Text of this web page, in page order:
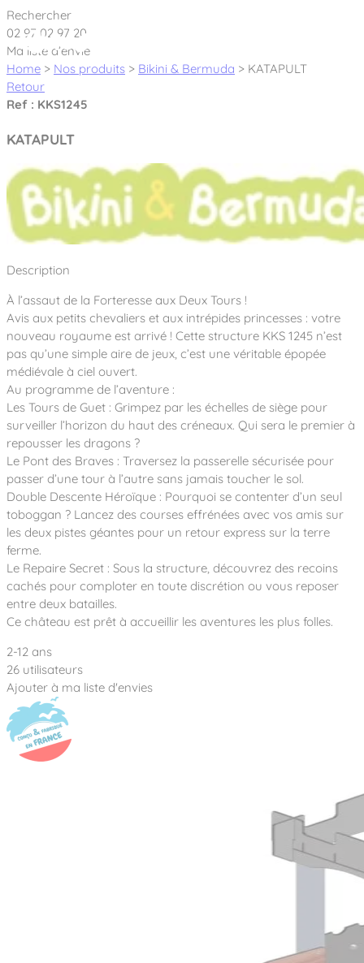
Cookies management panel
Créateur et fabricant d’aires de jeux &
Nos dernières actualités
À propos
Nos engagements
Notre partenariat avec l’association Rêves de clown
Nos Garanties
Notre concept
Notre entreprise
Notre équipe
Nous rejoindre
Aires de jeux Bikini & Bermuda®
Tous nos jeux
Jeux inclusifs
Jeux recyclés
Nos univers
Sport & Fitness Sport&Co®
Agrès fitness
Parcours de santé
Stadium Arena
Street workout
Surfpark
Équipements sportifs
Mobilier & accessoires
Mobilier urbain
Accessoires ludiques
Nos clients
Collectivités
Établissements scolaires
Architectes, Paysagistes-concepteurs
Camping et résidences de vacances
Notre expertise
Des aires intergénérationnelles de
Des aires de jeux pour tous les enfants
L’éco-conception de nos jeux
La végétalisation des cours d’école
Nos matériaux
Nos fonctions ludiques & sportives
Nos sols amortissants
Réalisations
Contact
Les questions fréquentes
Catalogues
Rechercher
02 97 02 97 20
Ma liste d’envie
Home > Nos produits > Bikini & Bermuda > KATAPULT
Retour
Ref : KKS1245
KATAPULT
Description
À l’assaut de la Forteresse aux Deux Tours !
Avis aux petits chevaliers et aux intrépides princesses : votre
nouveau royaume est arrivé ! Cette structure KKS 1245 n’est
pas qu’une simple aire de jeux, c’est une véritable épopée
médiévale à ciel ouvert.
Au programme de l’aventure :
Les Tours de Guet : Grimpez par les échelles de siège pour
surveiller l’horizon du haut des créneaux. Qui sera le premier à
repousser les dragons ?
Le Pont des Braves : Traversez la passerelle sécurisée pour
passer d’une tour à l’autre sans jamais toucher le sol.
Double Descente Héroïque : Pourquoi se contenter d’un seul
toboggan ? Lancez des courses effrénées avec vos amis sur
les deux pistes géantes pour un retour express sur la terre
ferme.
Le Repaire Secret : Sous la structure, découvrez des recoins
cachés pour comploter en toute discrétion ou vous reposer
entre deux batailles.
Ce château est prêt à accueillir les aventures les plus folles.
2-12 ans
26 utilisateurs
Ajouter à ma liste d'envies